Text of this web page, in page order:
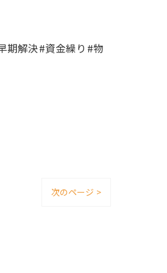
期解決#資金繰り#物
次のページ >